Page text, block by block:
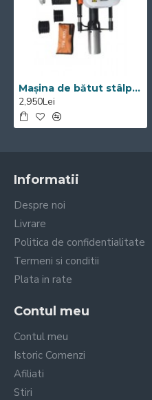
Mașina de bătut stâlpi VISOLI DPD-100
2,950Lei
Informatii
Despre noi
Livrare
Politica de confidentialitate
Termeni si conditii
Plata in rate
Contul meu
Contul meu
Istoric Comenzi
Afiliati
Stiri